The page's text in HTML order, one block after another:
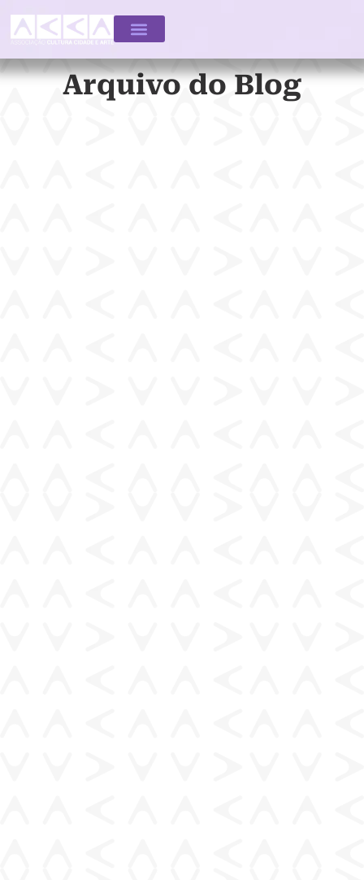
Arquivo do Blog